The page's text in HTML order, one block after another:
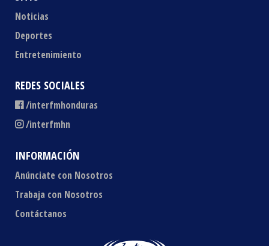
Noticias
Deportes
Entretenimiento
REDES SOCIALES
/interfmhonduras
/interfmhn
INFORMACIÓN
Anúnciate con Nosotros
Trabaja con Nosotros
Contáctanos